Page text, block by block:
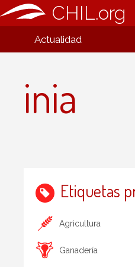
CHIL.org
Actualidad
inia
Etiquetas
Agricultura
Ganadería